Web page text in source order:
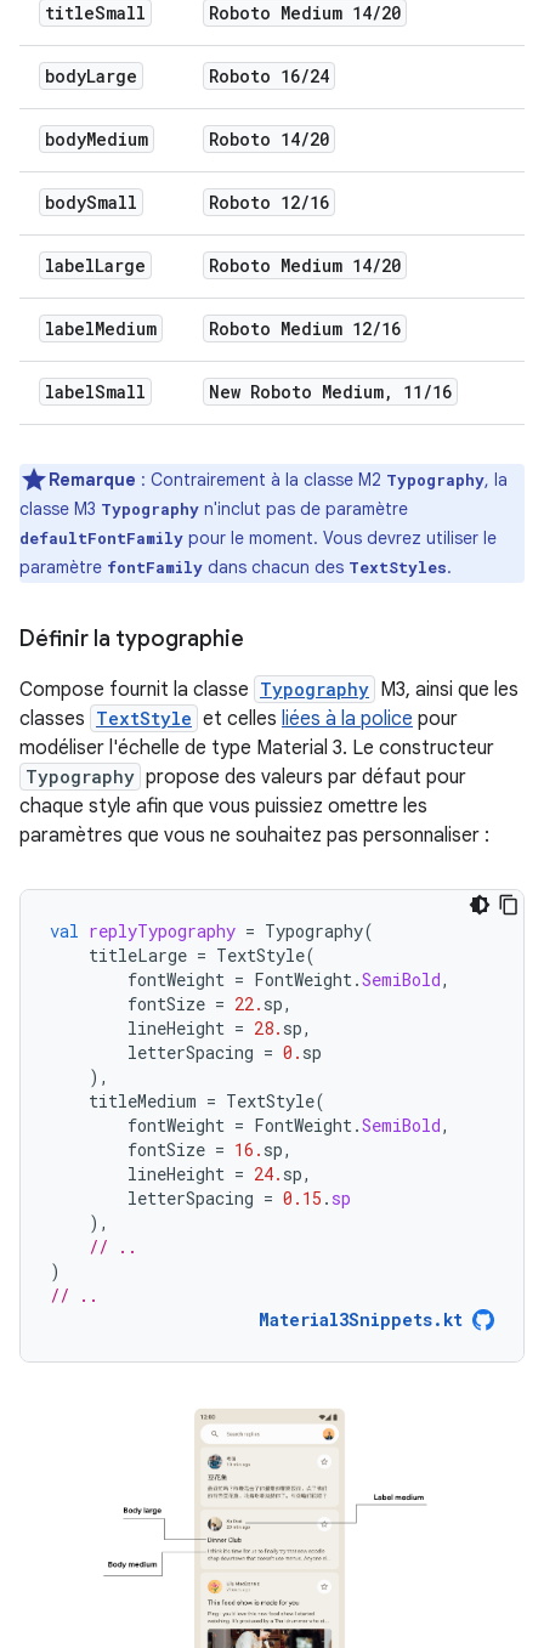
titleSmall Roboto Medium 14/20
bodyLarge Roboto 16/24
bodyMedium Roboto 14/20
bodySmall Roboto 12/16
labelLarge Roboto Medium 14/20
labelMedium Roboto Medium 12/16
labelSmall New Roboto Medium, 11 /16
Remarque : Contrairement à la classe M2 Typography, la
classe M3 Typography n'inclut pas de paramètre
defaultFontFamily pour le moment. Vous devrez utiliser le
paramètre fontFamily dans chacun des TextStyles.
Définir la typographie
Compose fournit la classe Typography M3, ainsi que les
classes TextStyle et celles liées à la police pour
modéliser l'échelle de type Material 3. Le constructeur
Typography propose des valeurs par défaut pour
chaque style afin que vous puissiez omettre les
paramètres que vous ne souhaitez pas personnaliser :
val replyTypography = Typography(
titleLarge = TextStyle(
fontWeight = FontWeight.SemiBold,
fontSize = 22. sp,
lineHeight = 28. sp,
letterSpacing = 0. sp
),
titleMedium = TextStyle(
fontWeight = FontWeight.SemiBold,
fontSize = 16. sp,
lineHeight = 24. sp,
letterSpacing = 0.15 . sp
),
// ..
)
// ..
Material3Snippets.kt